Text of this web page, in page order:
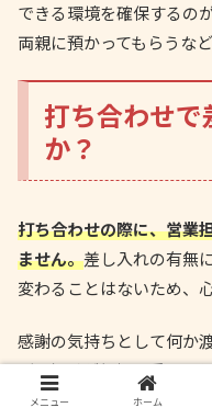
できる環境を確保するの
両親に預かってもらうな
打ち合わせ
か？
打ち合わせの際に、営業
ません。差し入れの有無
変わることはないため、
感謝の気持ちとして何か
ど、相手が気軽に受け取
物はかえって相手に気
メニュー ホーム